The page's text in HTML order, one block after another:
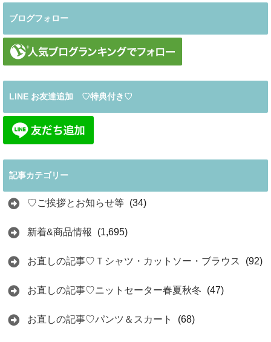
ブログフォロー
LINE お友達追加 ♡特典付き♡
記事カテゴリー
♡ご挨拶とお知らせ等 (34)
新着&商品情報 (1,695)
お直しの記事♡Ｔシャツ・カットソー・ブラウス (92)
お直しの記事♡ニットセーター春夏秋冬 (47)
お直しの記事♡パンツ＆スカート (68)